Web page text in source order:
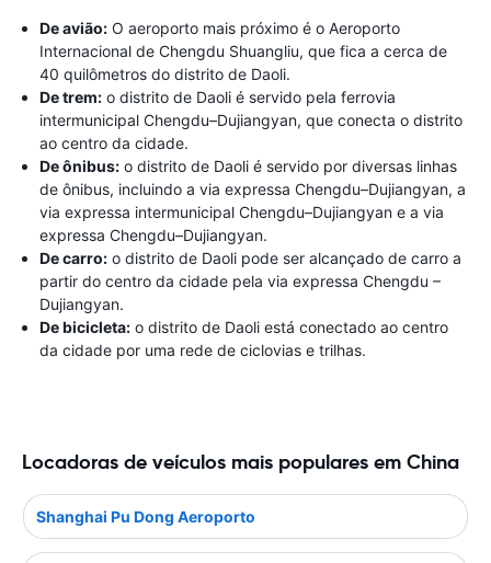
De avião: O aeroporto mais próximo é o Aeroporto
Internacional de Chengdu Shuangliu, que fica a cerca de
40 quilômetros do distrito de Daoli.
De trem: o distrito de Daoli é servido pela ferrovia
intermunicipal Chengdu–Dujiangyan, que conecta o distrito
ao centro da cidade.
De ônibus: o distrito de Daoli é servido por diversas linhas
de ônibus, incluindo a via expressa Chengdu–Dujiangyan, a
via expressa intermunicipal Chengdu–Dujiangyan e a via
expressa Chengdu–Dujiangyan.
De carro: o distrito de Daoli pode ser alcançado de carro a
partir do centro da cidade pela via expressa Chengdu –
Dujiangyan.
De bicicleta: o distrito de Daoli está conectado ao centro
da cidade por uma rede de ciclovias e trilhas.
Locadoras de veículos mais populares em China
Shanghai Pu Dong Aeroporto